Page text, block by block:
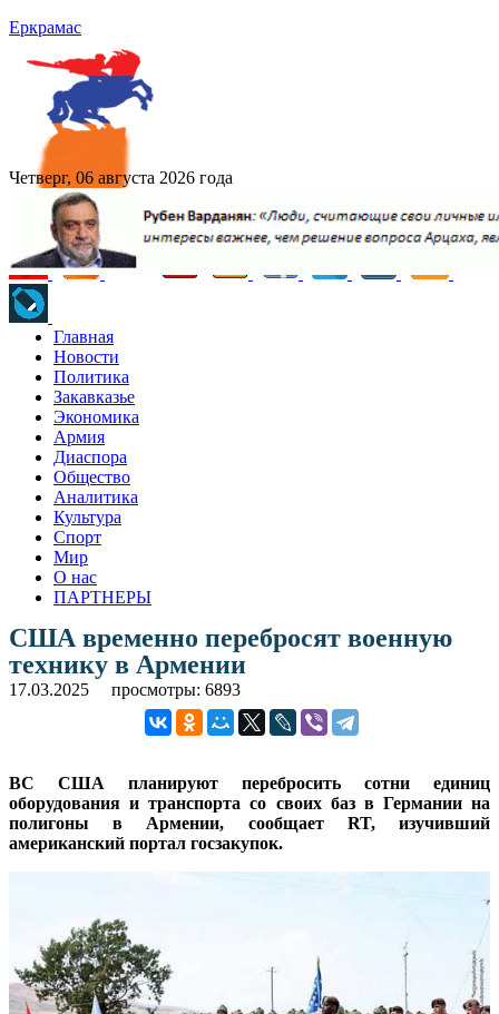
Еркрамас
Четверг, 06 августа 2026 года
Главная
Новости
Политика
Закавказье
Экономика
Армия
Диаспора
Общество
Аналитика
Культура
Спорт
Мир
О нас
ПАРТНЕРЫ
США временно перебросят военную
технику в Армении
17.03.2025 просмотры: 6893
ВС США планируют перебросить сотни единиц
оборудования и транспорта со своих баз в Германии на
полигоны в Армении, сообщает RT, изучивший
американский портал госзакупок.